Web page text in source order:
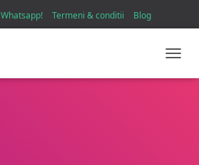
Whatsapp! Termeni & conditii Blog